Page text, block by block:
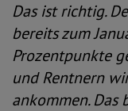
Das ist richtig.
bereits zum
Prozentpunkte
und Rentnern
ankommen. Das